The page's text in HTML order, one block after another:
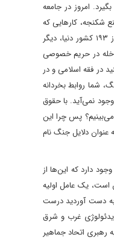
امروز در جامعه
شکنجه، کارهایی که
دولت‌ها نباید انجام دهند. امروز دیگر اعدام نمی‌کنند. نزدیک به ۱۲۰ کشور یا تعداد اندکی بیشتر لغو مجازات اعدام را تصویب کردند. یعنی از ۱۹۳ کشور دنیا، دیگر
در حریم خصوصی
در فقه اسلامی و در
شما روابط بخردانه
نمی‌آید. با حقوق
پس چرا این
دلایل جنگ نام
دارد که این‌ها از
است، یک عامل اولیه
دست آوردید درست
غرب و شرق
اتحاد جماهیر